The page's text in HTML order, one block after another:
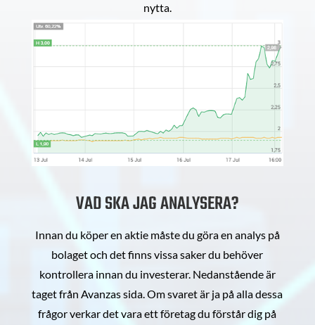
nytta.
VAD SKA JAG ANALYSERA?
Innan du köper en aktie måste du göra en analys på
bolaget och det finns vissa saker du behöver
kontrollera innan du investerar. Nedanstående är
taget från Avanzas sida. Om svaret är ja på alla dessa
frågor verkar det vara ett företag du förstår dig på